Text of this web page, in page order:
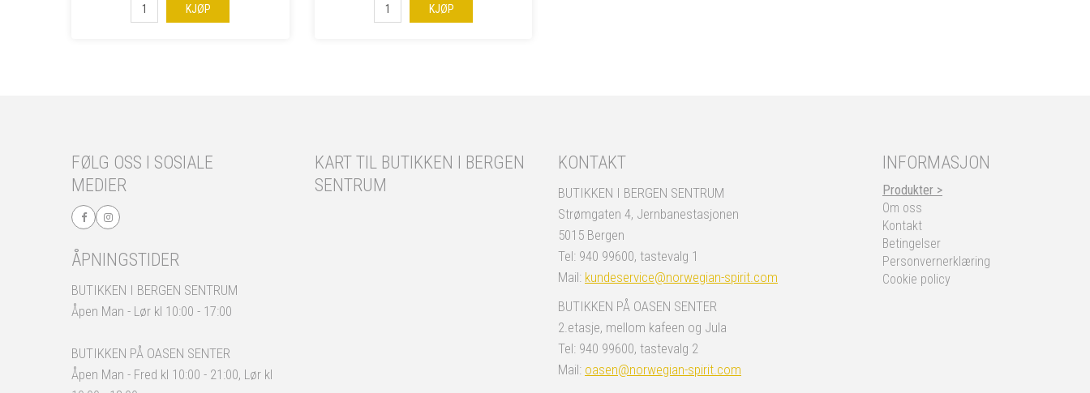
KJØP KJØP
FØLG OSS I SOSIALE
MEDIER
ÅPNINGSTIDER
BUTIKKEN I BERGEN SENTRUM
Åpen Man - Lør kl 10:00 - 17:00
BUTIKKEN PÅ OASEN SENTER
Åpen Man - Fred kl 10:00 - 21:00, Lør kl
KART TIL BUTIKKEN I BERGEN
SENTRUM
KONTAKT
BUTIKKEN I BERGEN SENTRUM
Strømgaten 4, Jernbanestasjonen
5015 Bergen
Tel: 940 99600, tastevalg 1
Mail: kundeservice@norwegian-spirit.com
BUTIKKEN PÅ OASEN SENTER
2.etasje, mellom kafeen og Jula
Tel: 940 99600, tastevalg 2
Mail: oasen@norwegian-spirit.com
INFORMASJON
Produkter >
Om oss
Kontakt
Betingelser
Personvernerklæring
Cookie policy